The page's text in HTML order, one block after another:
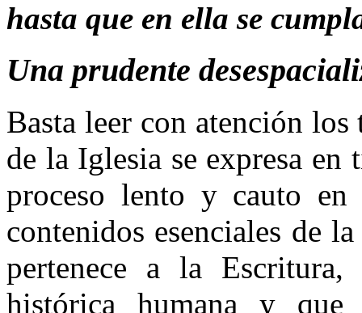
hasta que en ella se
Una prudente
Basta leer con atención
de la Iglesia se expresa en
proceso lento y cauto
contenidos esenciales de
pertenece a la
histórica humana y que